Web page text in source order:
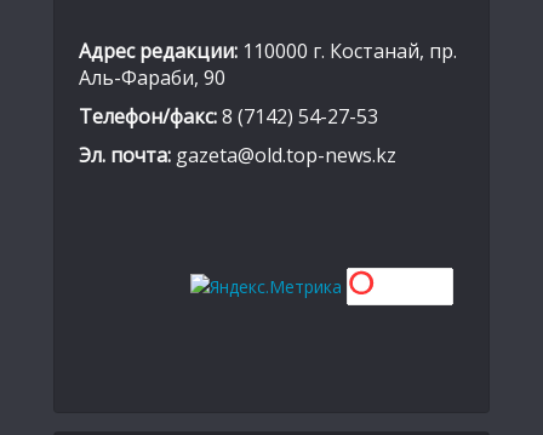
Адрес редакции: 110000 г. Костанай, пр.
Аль-Фараби, 90
Телефон/факс:8 (7142) 54-27-53
Эл. почта: gazeta@old.top-news.kz